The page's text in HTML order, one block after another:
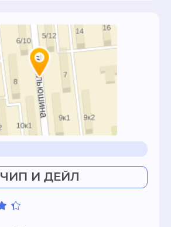
ЧИП И ДЕЙЛ